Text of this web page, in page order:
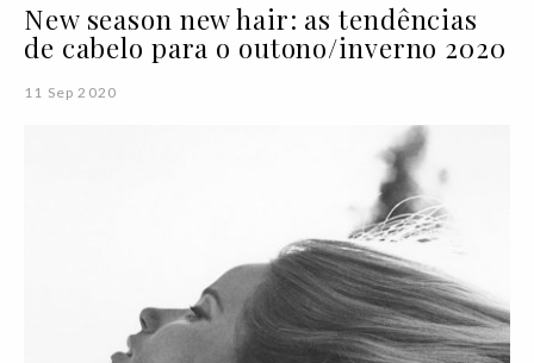
New season new hair: as tendências
de cabelo para o outono/inverno 2020
11 Sep 2020